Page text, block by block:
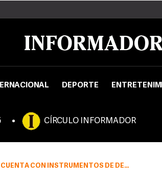
DEPORTE
CÍRCULO INFORMADOR
CON INSTRUMENTOS DE DERIVADOS